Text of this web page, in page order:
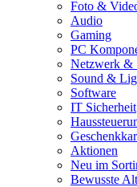
Foto &
Audio
Gaming
PC
Netzwerk &
Sound &
Software
IT Sicherheit
Aktionen
Neu im
Bewusste